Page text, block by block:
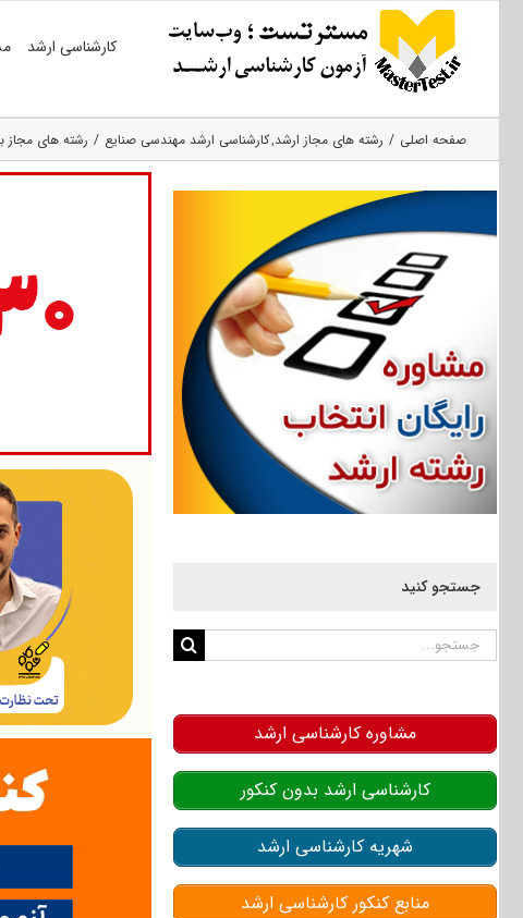
کارشناسی ارشد
صفحه اصلی رشته های مجاز ارشد کارشناسی ارشد مهندسی صنایع رشته های مجاز
جستجو کنید
جستجو
مشاوره کارشناسی ارشد
کارشناسی ارشد بدون کنکور
شهریه کارشناسی ارشد
منابع کنکور کارشناسی ارشد